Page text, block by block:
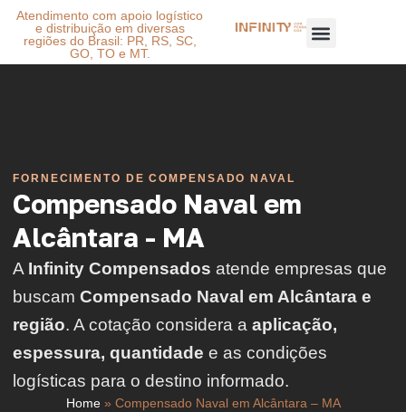
Atendimento com apoio logístico
e distribuição em diversas
regiões do Brasil: PR, RS, SC,
GO, TO e MT.
FORNECIMENTO DE COMPENSADO NAVAL
Compensado Naval em
Alcântara - MA
A Infinity Compensados atende empresas que
buscam Compensado Naval em Alcântara e
região. A cotação considera a aplicação,
espessura, quantidade e as condições
logísticas para o destino informado.
Home» Compensado Naval em Alcântara – MA